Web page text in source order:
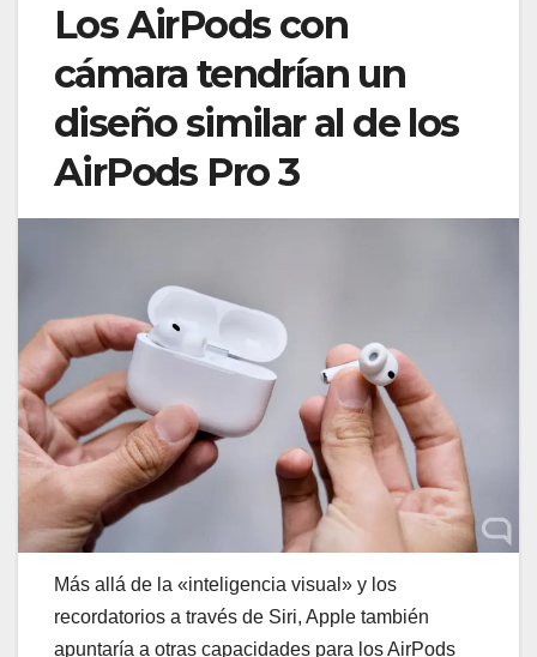
Los AirPods con
cámara tendrían un
diseño similar al de los
AirPods Pro 3
Más allá de la «inteligencia visual» y los
recordatorios a través de Siri, Apple también
apuntaría a otras capacidades para los AirPods